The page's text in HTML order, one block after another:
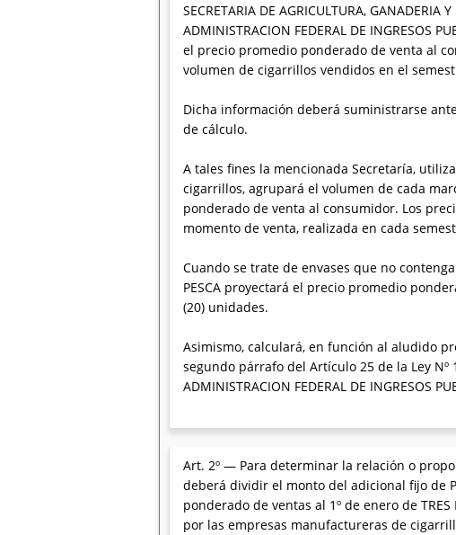
SECRETARIA DE AGRICULTURA,
ADMINISTRACION FEDERAL DE INGRESOS
el precio promedio ponderado de venta al
volumen de cigarrillos vendidos en el
Dicha información deberá suministrarse
de cálculo.
A tales fines la mencionada Secretaría,
cigarrillos, agrupará el volumen de cada
ponderado de venta al consumidor. Los
momento de venta, realizada en cada
Cuando se trate de envases que no
PESCA proyectará el precio promedio
(20) unidades.
Asimismo, calculará, en función al aludido
segundo párrafo del Artículo 25 de la Ley Nº
ADMINISTRACION FEDERAL DE INGRESOS
Art. 2º — Para determinar la relación o
deberá dividir el monto del adicional fijo de
ponderado de ventas al 1º de enero de TRES
por las empresas manufactureras de